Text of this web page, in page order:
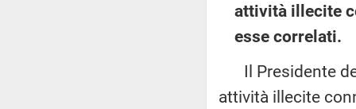
attività illecite
esse correlati.
Il Presidente
attività illecite